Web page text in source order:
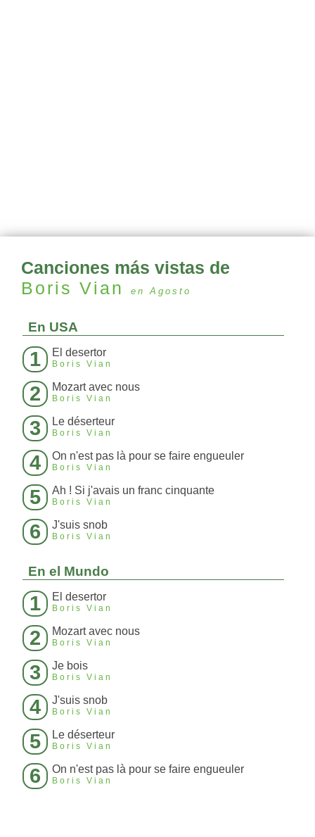
Canciones más vistas de
Boris Vian
en Agosto
En USA
1 El desertor
Boris Vian
2 Mozart avec nous
Boris Vian
3 Le déserteur
Boris Vian
4 On n'est pas là pour se faire engueuler
Boris Vian
5 Ah ! Si j'avais un franc cinquante
Boris Vian
6 J'suis snob
Boris Vian
En el Mundo
1 El desertor
Boris Vian
2 Mozart avec nous
Boris Vian
3 Je bois
Boris Vian
4 J'suis snob
Boris Vian
5 Le déserteur
Boris Vian
6 On n'est pas là pour se faire engueuler
Boris Vian